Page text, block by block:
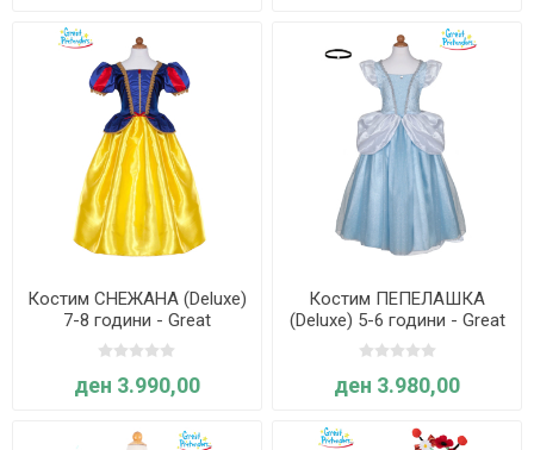
Костим СНЕЖАНА (Deluxe)
7-8 години - Great
Pretenders
ден 3.990,00
Костим ПЕПЕЛАШКА
(Deluxe) 5-6 години - Great
Pretenders
ден 3.980,00